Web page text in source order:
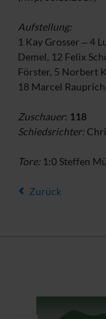
Aufstellung:
1 Kay Grosser ‒ 4
Demel, 12 Felix
Förster, 5 Norbert
18 Marcel
Zuschauer: 118
Schiedsrichter:
Tore:1:0 Steffen
Zurück